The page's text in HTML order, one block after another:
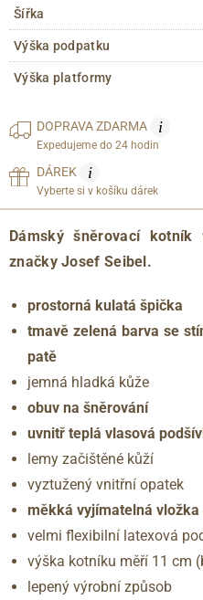
Šířka
Výška podpatku
Výška platformy
DOPRAVAZDARMA i
Expedujeme do 24 hodin
DÁREK i
Vyberte si v košíku dárek
Dámský šněrovací kotník
značky Josef Seibel.
prostorná kulatá špička
tmavě zelená barva se
patě
jemná hladká kůže
obuv na šněrování
uvnitř teplá vlasová
lemy začištěné kůží
vyztužený vnitřní opatek
měkká vyjímatelná
velmi flexibilní latexová
výška kotníku měří 11 cm
lepený výrobní způsob